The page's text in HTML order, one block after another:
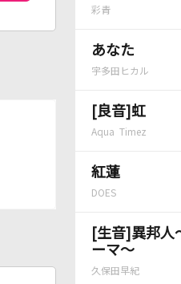
彩青
あなた
宇多田ヒカル
[良音]虹
Aqua Timez
紅蓮
DOES
[生音]異邦人
ーマ～
久保田早紀